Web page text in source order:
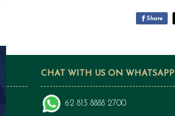
Share
CHAT WITH US ON WHATSAPP
62 813 8888 2700